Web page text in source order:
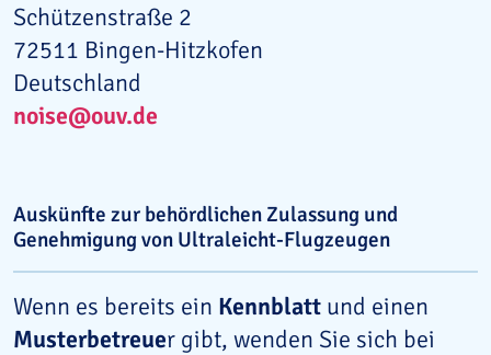
Schützenstraße 2
72511 Bingen-Hitzkofen
Deutschland
noise@ouv.de
Auskünfte zur behördlichen Zulassung und
Genehmigung von Ultraleicht-Flugzeugen
Wenn es bereits ein Kennblatt und einen
Musterbetreuer gibt, wenden Sie sich bei